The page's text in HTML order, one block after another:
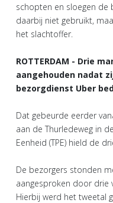
schopten en sloegen de
daarbij niet gebruikt,
het slachtoffer.
ROTTERDAM - Drie
aangehouden nadat
bezorgdienst Uber
Dat gebeurde eerder
aan de Thurledeweg in
Eenheid (TPE) hield de
De bezorgers stonden
aangesproken door drie
Hierbij werd het tweetal